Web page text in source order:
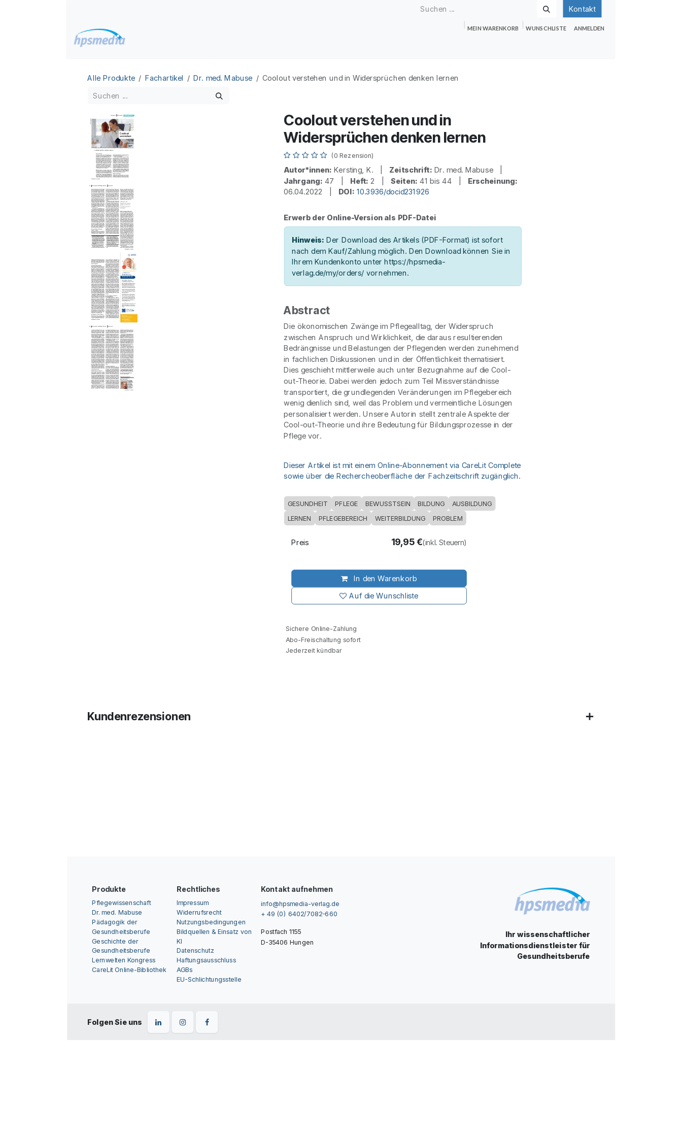
Kontakt
MEIN WARENKORB WUNSCHLISTE ANMELDEN
Alle Produkte Fachartikel Dr. med. Mabuse Coolout verstehen und in Widersprüchen denken lernen
Coolout verstehen und in
Widersprüchen denken lernen
(0 Rezension)
Autor*innen: Kersting, K. | Zeitschrift: Dr. med. Mabuse |
Jahrgang: 47 | Heft: 2 |Seiten: 41 bis 44 | Erscheinung:
06.04.2022 | DOI: 10.3936/docid231926
Erwerb der Online-Version als PDF-Datei
Hinweis: Der Download des Artikels (PDF-Format) ist sofort
nach dem Kauf/Zahlung möglich. Den Download können Sie in
Ihrem Kundenkonto unter https://hpsmedia-
verlag.de/my/orders/ vornehmen.
Abstract
Die ökonomischen Zwänge im Pflegealltag, der Widerspruch
zwischen Anspruch und Wirklichkeit, die daraus resultierenden
Bedrängnisse und Belastungen der Pflegenden werden zunehmend
in fachlichen Diskussionen und in der Öffentlichkeit thematisiert.
Dies geschieht mittlerweile auch unter Bezugnahme auf die Cool-
out-Theorie. Dabei werden jedoch zum Teil Missverständnisse
transportiert, die grundlegenden Veränderungen im Pflegebereich
wenig dienlich sind, weil das Problem und vermeintliche Lösungen
personalisiert werden. Unsere Autorin stellt zentrale Aspekte der
Cool-out-Theorie und ihre Bedeutung für Bildungsprozesse in der
Pflege vor.
Dieser Artikel ist mit einem Online-Abonnement via CareLit Complete
sowie über die Rechercheoberfläche der Fachzeitschrift zugänglich.
GESUNDHEIT PFLEGE BEWUSSTSEIN BILDUNG AUSBILDUNG
LERNEN PFLEGEBEREICH WEITERBILDUNG PROBLEM
In den Warenkorb
Auf die Wunschliste
Preis 19,95€(inkl. Steuern)
Sichere Online-Zahlung
Abo-Freischaltung sofort
Jederzeit kündbar
Kundenrezensionen
Produkte
Pflegewissenschaft
Dr. med. Mabuse
Pädagogik der
Gesundheitsberufe
Geschichte der
Gesundheitsberufe
Lernwelten Kongress
CareLit Online-Bibliothek
Rechtliches
Impressum
Widerrufsrecht
Nutzungsbedingungen
Bildquellen & Einsatz von
KI
Datenschutz
Haftungsausschluss
AGBs
EU-Schlichtungsstelle
Kontakt aufnehmen
info@hpsmedia-verlag.de
+ 49 (0) 6402/7082-660
Postfach 1155
D-35406 Hungen
Ihr wissenschaftlicher
Informationsdienstleister für
Gesundheitsberufe
Folgen Sie uns